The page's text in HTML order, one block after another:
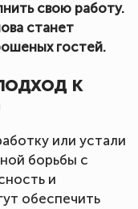
свою работу.
станет
гостей.
к
или устали
борьбы с
и
обеспечить